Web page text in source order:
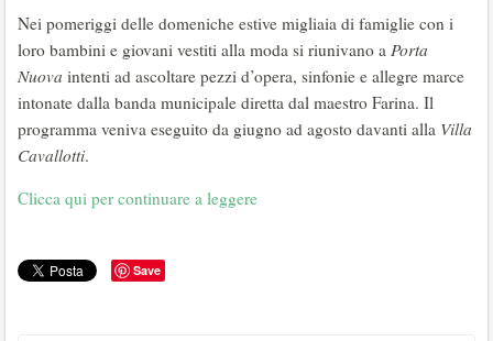
Nei pomeriggi delle domeniche estive migliaia di famiglie con i
loro bambini e giovani vestiti alla moda si riunivano a Porta
Nuova intenti ad ascoltare pezzi d’opera, sinfonie e allegre marce
intonate dalla banda municipale diretta dal maestro Farina. Il
programma veniva eseguito da giugno ad agosto davanti alla Villa
Cavallotti.
Clicca qui per continuare a leggere
Save